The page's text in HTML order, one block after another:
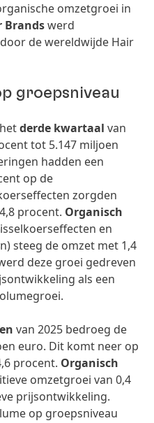
omzetgroei in
Brandswerd
de wereldwijde Hair
groepsniveau
derde kwartaal van
tot 5.147 miljoen
hadden een
op de
zorgden
procent. Organisch
en
steeg de omzet met 1,4
deze groei gedreven
als een
van 2025 bedroeg de
euro. Dit komt neer op
procent. Organisch
omzetgroei van 0,4
prijsontwikkeling.
op groepsniveau